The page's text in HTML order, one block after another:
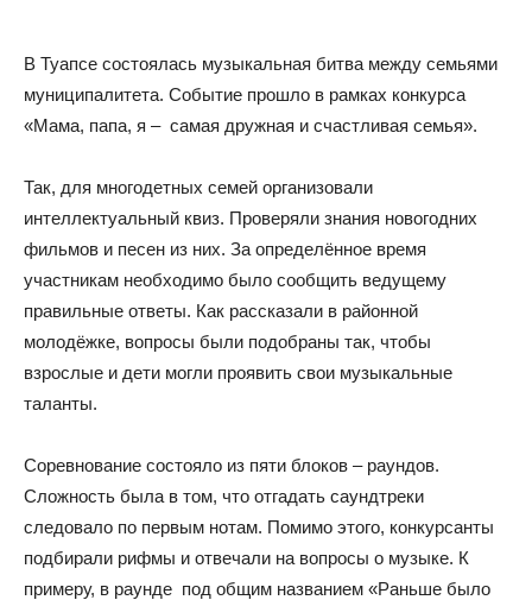
В Туапсе состоялась музыкальная битва между семьями
муниципалитета. Событие прошло в рамках конкурса
«Мама, папа, я – самая дружная и счастливая семья».
Так, для многодетных семей организовали
интеллектуальный квиз. Проверяли знания новогодних
фильмов и песен из них. За определённое время
участникам необходимо было сообщить ведущему
правильные ответы. Как рассказали в районной
молодёжке, вопросы были подобраны так, чтобы
взрослые и дети могли проявить свои музыкальные
таланты.
Соревнование состояло из пяти блоков – раундов.
Сложность была в том, что отгадать саундтреки
следовало по первым нотам. Помимо этого, конкурсанты
подбирали рифмы и отвечали на вопросы о музыке. К
примеру, в раунде под общим названием «Раньше было